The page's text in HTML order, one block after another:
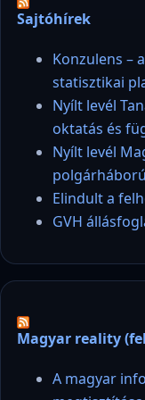
Sajtóhírek
Konzulens –
statisztikai
Nyílt levél
oktatás és
Nyílt levél
Elindult a
GVH
Magyar reality
A magyar